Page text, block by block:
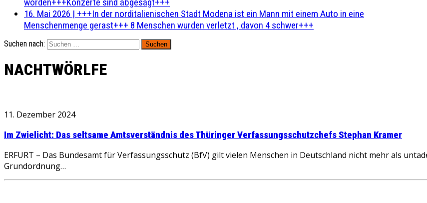
16. Mai 2026 | +++In der norditalienischen Stadt Modena ist ein Mann mit einem Auto in eine
Menschenmenge gerast+++ 8 Menschen wurden verletzt , davon 4 schwer+++
Suchen nach:
NACHTWÖRLFE
11. Dezember 2024
Im Zwielicht: Das seltsame Amtsverständnis des Thüringer Verfassungsschutzchefs Stephan Kramer
ERFURT – Das Bundesamt für Verfassungsschutz (BfV) gilt vielen Menschen in Deutschland nicht mehr als
Grundordnung…